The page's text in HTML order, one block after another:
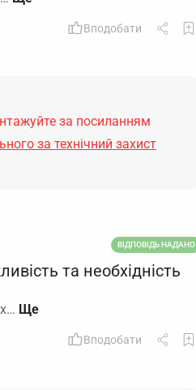
Вподобати
за посиланням
за технічний захист
ВІДПОВІДЬ НАДАНО
та необхідність
Вподобати